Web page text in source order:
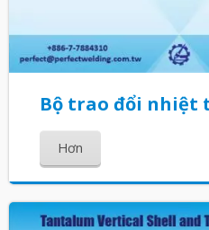
Bộ trao đổi nhiệt
Hơn